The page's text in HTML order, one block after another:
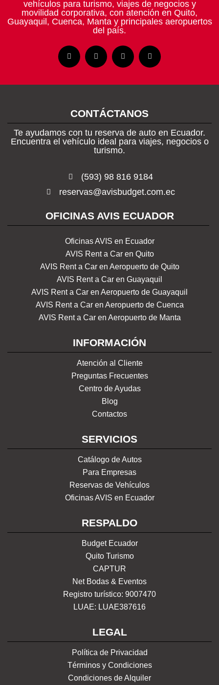
vehículos para turismo, viajes de negocios y
movilidad corporativa, con atención en Quito,
Guayaquil, Cuenca, Manta y principales aeropuertos
del país.
F
a
c
b
-
I
n
s
a
m
L
i
n
e
W
h
a
s
CONTÁCTANOS
Te ayudamos con tu reserva de auto en Ecuador.
Encuentra el vehículo ideal para viajes, negocios o
turismo.
(593) 98 816 9184
reservas@avisbudget.com.ec
OFICINAS AVIS ECUADOR​
Oficinas AVIS en Ecuador
AVIS Rent a Car en Quito
AVIS Rent a Car en Aeropuerto de Quito
AVIS Rent a Car en Guayaquil
AVIS Rent a Car en Aeropuerto de Guayaquil
AVIS Rent a Car en Aeropuerto de Cuenca
AVIS Rent a Car en Aeropuerto de Manta
INFORMACIÓN
Atención al Cliente
Preguntas Frecuentes
Centro de Ayudas
Blog
Contactos
SERVICIOS
Catálogo de Autos
Para Empresas
Reservas de Vehículos
Oficinas AVIS en Ecuador
RESPALDO
Budget Ecuador
Quito Turismo
CAPTUR
Net Bodas & Eventos
Registro turístico: 9007470
LUAE: LUAE387616
LEGAL
Política de Privacidad
Términos y Condiciones
Condiciones de Alquiler